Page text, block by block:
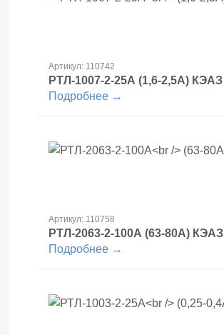
Артикул: 110742
РТЛ-1007-2-25А (1,6-2,5А) КЭАЗ
Подробнее →
Артикул: 110758
РТЛ-2063-2-100А (63-80А) КЭАЗ
Подробнее →